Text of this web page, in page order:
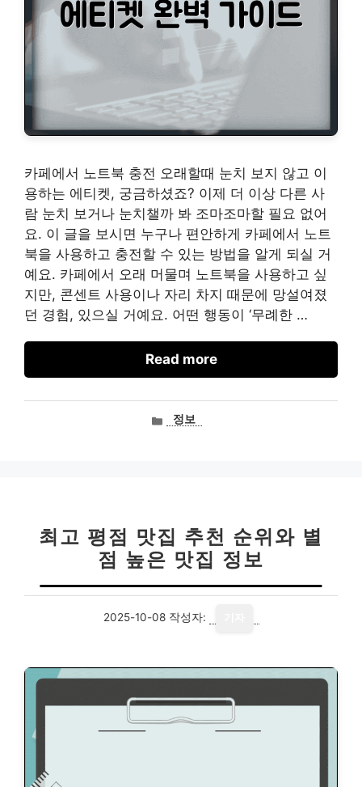
카페에서 노트북 충전 오래할때 눈치 보지 않고 이
용하는 에티켓, 궁금하셨죠? 이제 더 이상 다른 사
람 눈치 보거나 눈치챌까 봐 조마조마할 필요 없어
요. 이 글을 보시면 누구나 편안하게 카페에서 노트
북을 사용하고 충전할 수 있는 방법을 알게 되실 거
예요. 카페에서 오래 머물며 노트북을 사용하고 싶
지만, 콘센트 사용이나 자리 차지 때문에 망설여졌
던 경험, 있으실 거예요. 어떤 행동이 ‘무례한 …
Read more
카정보
최고 평점 맛집 추천 순위와 별
점 높은 맛집 정보
2025-10-08 작성자: